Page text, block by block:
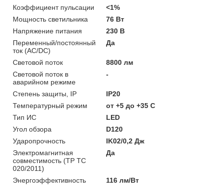
Коэффициент пульсации
<1%
Мощность светильника
76 Вт
Напряжение питания
230 В
Переменный/постоянный
ток (AC/DC)
Да
Световой поток
8800 лм
Световой поток в
аварийном режиме
-
Степень защиты, IP
IP20
Температурный режим
от +5 до +35 C
Тип ИС
LED
Угол обзора
D120
Ударопрочность
IK02/0,2 Дж
Электромагнитная
совместимость (ТР ТС
020/2011)
Да
Энергоэффективность 116 лм/Вт